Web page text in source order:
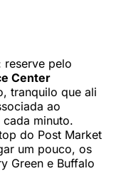
reserve pelo
Center
tranquilo que ali
ao
minuto.
do Post Market
um pouco, os
Green e Buffalo